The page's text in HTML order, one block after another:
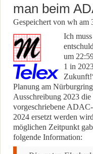
man beim
Gespeichert von wh am
Ich
um
1 in
Planung am
Ausschreibung 2023
vorgeschriebene
2024 ersetzt werden
möglichen Zeitpunkt
folgende Information: